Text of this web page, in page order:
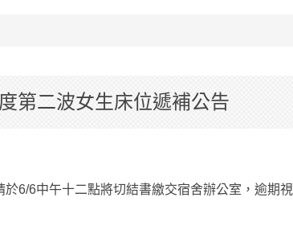
第二波女生床位遞補公告
6/6中午十二點將切結書繳交宿舍辦公室，逾期視